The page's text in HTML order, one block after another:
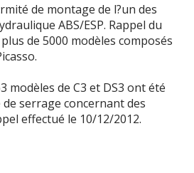
de montage de l?un des
ABS/ESP. Rappel du
de 5000 modèles composés
modèles de C3 et DS3 ont été
serrage concernant des
effectué le 10/12/2012.